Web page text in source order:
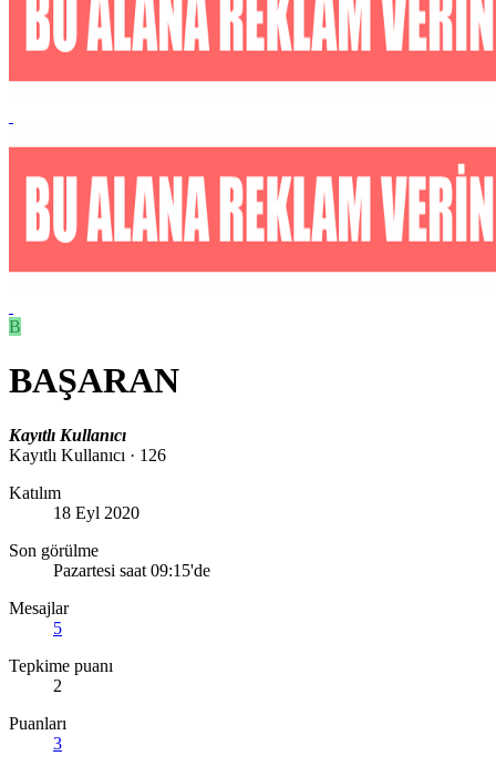
B
BAŞARAN
Kayıtlı Kullanıcı
Kayıtlı Kullanıcı · 126
Katılım
18 Eyl 2020
Son görülme
Pazartesi saat 09:15'de
Mesajlar
5
Tepkime puanı
2
Puanları
3